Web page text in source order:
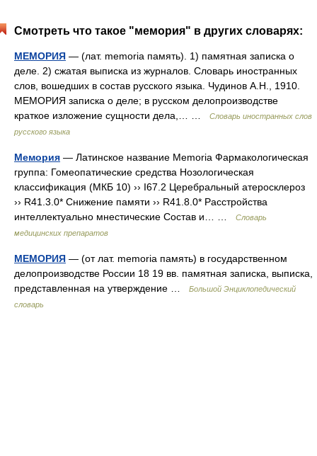
Смотреть что такое "мемория" в других словарях:
МЕМОРИЯ — (лат. memoria память). 1) памятная записка о
деле. 2) сжатая выписка из журналов. Словарь иностранных
слов, вошедших в состав русского языка. Чудинов А.Н., 1910.
МЕМОРИЯ записка о деле; в русском делопроизводстве
краткое изложение сущности дела,… …
Словарь иностранных слов
русского языка
Мемория — Латинское название Memoria Фармакологическая
группа: Гомеопатические средства Нозологическая
классификация (МКБ 10) ›› I67.2 Церебральный атеросклероз
›› R41.3.0* Снижение памяти ›› R41.8.0* Расстройства
интеллектуально мнестические Состав и… …
Словарь
медицинских препаратов
МЕМОРИЯ — (от лат. memoria память) в государственном
делопроизводстве России 18 19 вв. памятная записка, выписка,
представленная на утверждение …
Большой Энциклопедический
словарь